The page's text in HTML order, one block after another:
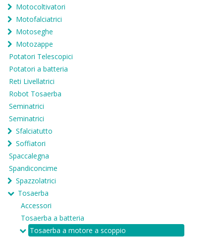
Motocoltivatori
Motofalciatrici
Motoseghe
Motozappe
Potatori Telescopici
Potatori a batteria
Reti Livellatrici
Robot Tosaerba
Seminatrici
Seminatrici
Sfalciatutto
Soffiatori
Spaccalegna
Spandiconcime
Spazzolatrici
Tosaerba
Accessori
Tosaerba a batteria
Tosaerba a motore a scoppio